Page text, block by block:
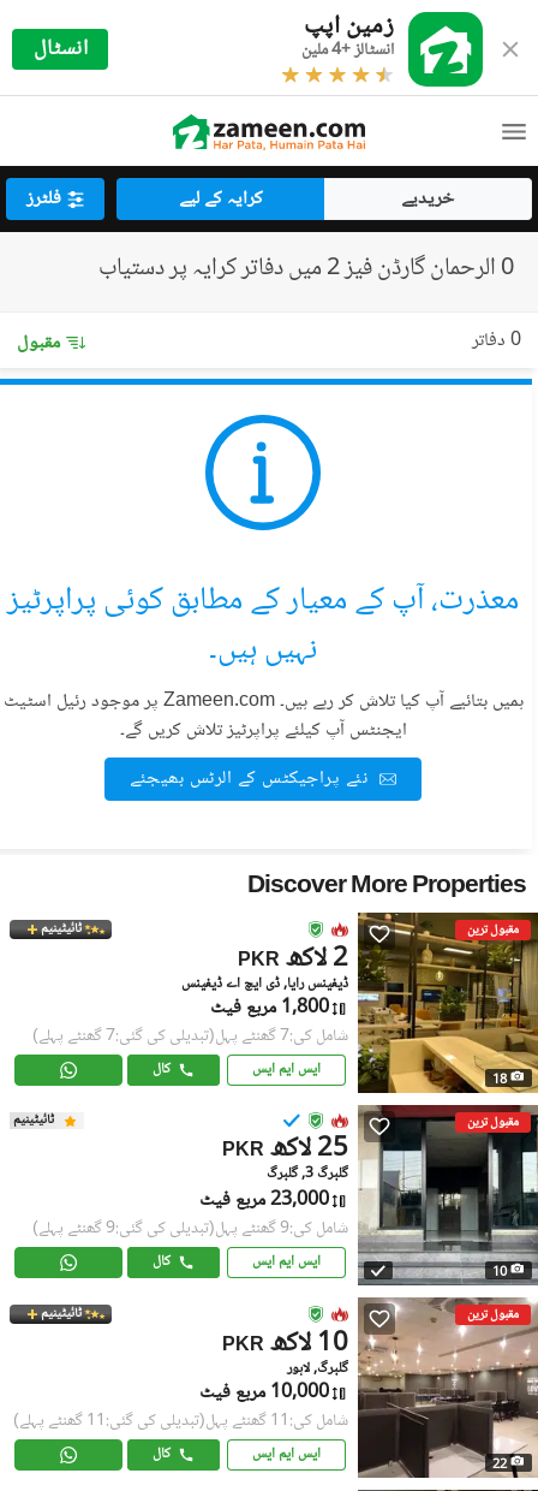
زمین اپپ
انسٹالز +4 ملین انسٹال
خریدیے کرایہ کے لیے فلٹرز
0 الرحمان گارڈن فیز 2 میں دفاتر کرایہ پر دستیاب
0 دفاتر مقبول
معذرت، آپ کے معیار کے مطابق کوئی پراپرٹیز
نہیں ہیں۔
ہمیں بتائیے آپ کیا تلاش کر رہے ہیں۔ Zameen.com پر موجود رئیل اسٹیٹ
ایجنٹس آپ کیلئے پراپرٹیز تلاش کریں گے۔
نئے پراجیکٹس کے الرٹس بھیجئے
Discover More Properties
مقبول ترین
18
ٹائیٹینیم
PKR 2 لاکھ
ڈیفینس رایا, ڈی ایچ اے ڈیفینس
1,800 مربع فیٹ
شامل کی:7 گھنٹے پہل (تبدیلی کی گئی:7 گھنٹے پہلے)
ایس ایم ایس کال
مقبول ترین
10
ٹائیٹینیم
PKR 25 لاکھ
گلبرگ 3, گلبرگ
23,000 مربع فیٹ
شامل کی:9 گھنٹے پہل (تبدیلی کی گئی:9 گھنٹے پہلے)
ایس ایم ایس کال
مقبول ترین
22
ٹائیٹینیم
PKR 10 لاکھ
گلبرگ, لاہور
10,000 مربع فیٹ
شامل کی:11 گھنٹے پہل (تبدیلی کی گئی:11 گھنٹے پہلے)
ایس ایم ایس کال